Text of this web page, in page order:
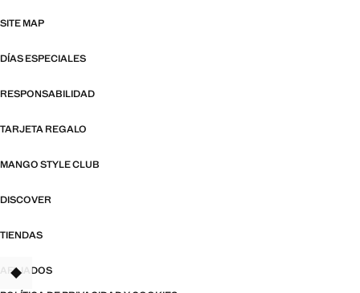
SITE MAP
DÍAS ESPECIALES
RESPONSABILIDAD
TARJETA REGALO
MANGO STYLE CLUB
DISCOVER
TIENDAS
AFILIADOS